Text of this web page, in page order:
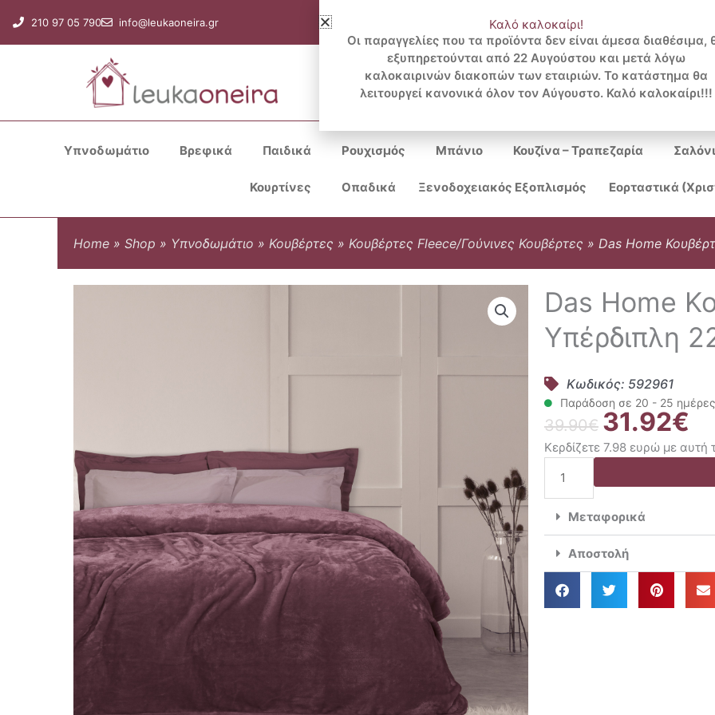
στο
περιεχόμενο
210 97 05 790 info@leukaoneira.gr
Search
...
Υπνοδωμάτιο Βρεφικά Παιδικά Ρουχισμός Μπάνιο Κουζίνα – Τραπεζαρία Σαλόνι
Κουρτίνες Οπαδικά Ξενοδοχειακός Εξοπλισμός Εορταστικά
Home » Shop » Υπνοδωμάτιο » Κουβέρτες » Κουβέρτες Fleece/Γούνινες Κουβέρτες » Das Home
Das Home
Υπέρδιπλη
Κωδικός: 592961
Παράδοση σε 20 - 25 ημέρες
39.90€ Original
price
was:
31.92€
Κερδίζετε 7.98 ευρώ με αυτή
Home
Κουβέρτα
Velour
Υπέρδιπλη
220x240
1347
Μεταφορικά
Αποστολή
Καλό καλοκαίρι!
Οι παραγγελίες που τα προϊόντα δεν είναι άμεσα διαθέσιμα,
εξυπηρετούνται από 22 Αυγούστου και μετά λόγω
καλοκαιρινών διακοπών των εταιριών. Το κατάστημα θα
λειτουργεί κανονικά όλον τον Αύγουστο. Καλό καλοκαίρι!!!